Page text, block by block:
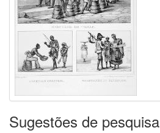
Sugestões de pesquisa